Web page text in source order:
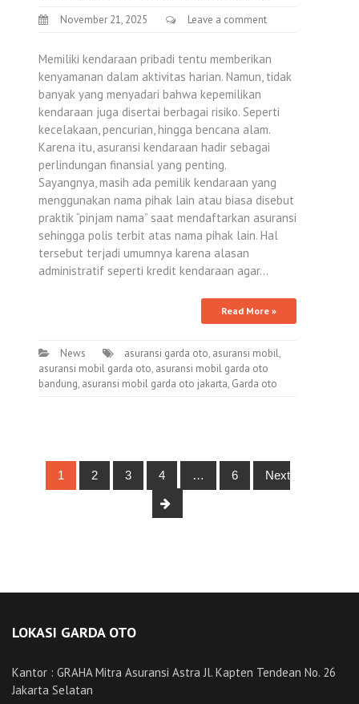
November 21, 2025 Leave a comment
Memiliki kendaraan pribadi tentu memberikan
kenyamanan dalam aktivitas harian. Namun, tidak
banyak yang menyadari bahwa kepemilikan
kendaraan juga disertai berbagai risiko. Seperti
kecelakaan, pencurian, hingga bencana alam.
Karena itu, asuransi kendaraan hadir sebagai
perlindungan finansial yang penting.
Sayangnya, masih ada pemilik kendaraan yang
menggunakan nama pihak lain atau biasa disebut
praktik “pinjam nama” saat mendaftarkan asuransi
sehingga polis terbit atas nama pihak lain. Hal
tersebut terjadi umumnya karena alasan
administratif seperti kredit kendaraan agar…
Read More »
News asuransi garda oto, asuransi mobil,
asuransi mobil garda oto, asuransi mobil garda oto
bandung, asuransi mobil garda oto jakarta, Garda oto
Posts
navigation
1 2 3 4 … 6 Next
LOKASI GARDA OTO
Kantor : GRAHA Mitra Asuransi Astra Jl. Kapten Tendean No. 26
Jakarta Selatan